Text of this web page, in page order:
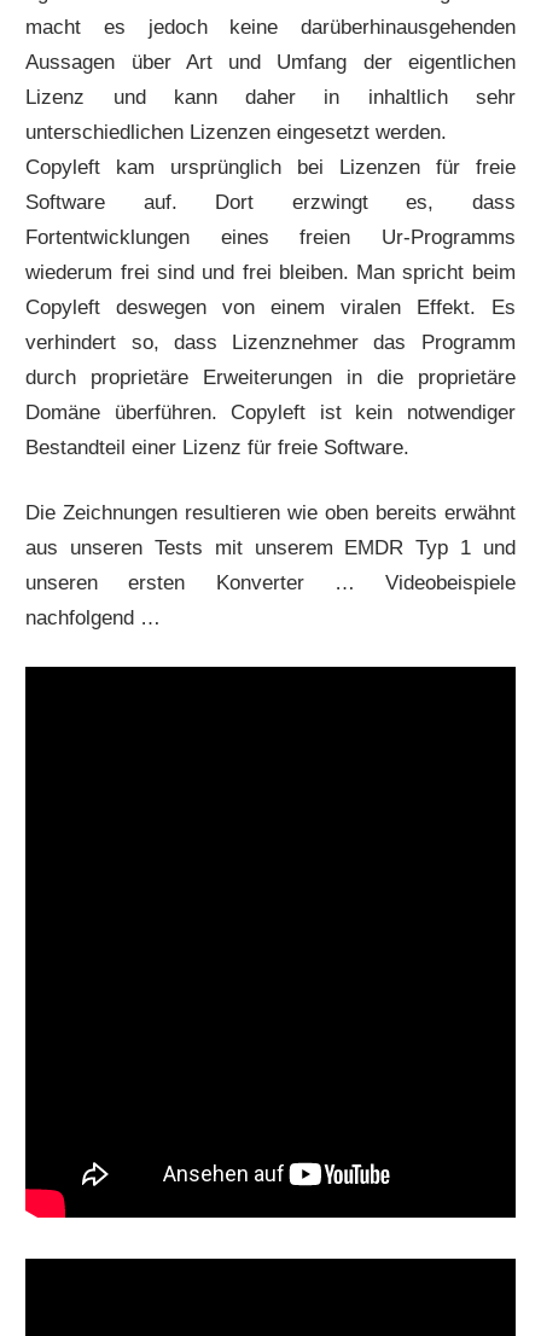
macht es jedoch keine darüberhinausgehenden
Aussagen über Art und Umfang der eigentlichen
Lizenz und kann daher in inhaltlich sehr
unterschiedlichen Lizenzen eingesetzt werden.
Copyleft kam ursprünglich bei Lizenzen für freie
Software auf. Dort erzwingt es, dass
Fortentwicklungen eines freien Ur-Programms
wiederum frei sind und frei bleiben. Man spricht beim
Copyleft deswegen von einem viralen Effekt. Es
verhindert so, dass Lizenznehmer das Programm
durch proprietäre Erweiterungen in die proprietäre
Domäne überführen. Copyleft ist kein notwendiger
Bestandteil einer Lizenz für freie Software.
Die Zeichnungen resultieren wie oben bereits erwähnt
aus unseren Tests mit unserem EMDR Typ 1 und
unseren ersten Konverter … Videobeispiele
nachfolgend …